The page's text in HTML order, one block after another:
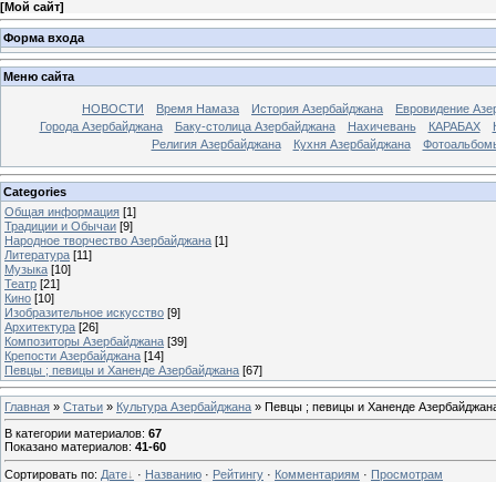
[Мой сайт]
Форма входа
Меню сайта
НОВОСТИ Время Намаза История Азербайджана
Евровидение
Города Азербайджана
Баку-столица Азербайджана Нахичевань КАРАБАХ
Религия Азербайджана
Кухня Азербайджана
Categories
Общая информация [1]
Традиции и Обычаи [9]
Народное творчество Азербайджана [1]
Литература [11]
Музыка [10]
Театр [21]
Кино [10]
Изобразительное искусство [9]
Архитектура [26]
Композиторы Азербайджана [39]
Крепости Азербайджана [14]
Певцы ; певицы и Ханенде Азербайджана [67]
Главная » Статьи » Культура Азербайджана » Певцы ; певицы и Ханенде
В категории материалов: 67
Показано материалов: 41-60
Сортировать по: Дате · Названию · Рейтингу · Комментариям · Просмотрам